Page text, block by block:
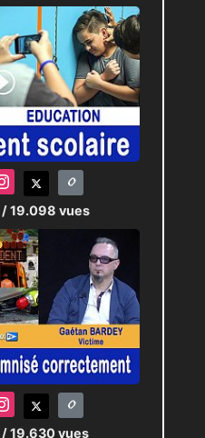
/ 19.098 vues
/ 19.630 vues